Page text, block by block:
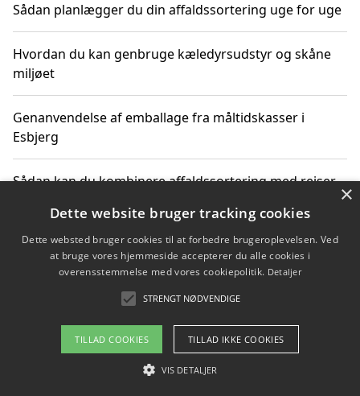
Sådan planlægger du din affaldssortering uge for uge
Hvordan du kan genbruge kæledyrsudstyr og skåne
miljøet
Genanvendelse af emballage fra måltidskasser i
Esbjerg
Sådan kan du kombinere affaldssortering med rejser
Hvordan affaldssortering kan bidrage til co2 reduktion
Om / kontakt
Blog Betingelser
×
Dette website bruger tracking cookies
Dette websted bruger cookies til at forbedre brugeroplevelsen. Ved
at bruge vores hjemmeside accepterer du alle cookies i
overensstemmelse med vores cookiepolitik. Detaljer
STRENGT NØDVENDIGE
TILLAD COOKIES TILLAD IKKE COOKIES
VIS DETALJER